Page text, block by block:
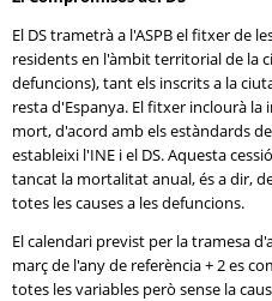
El DS trametrà a l'ASPB el fitxer de
residents en l'àmbit territorial de la
defuncions), tant els inscrits a la
resta d'Espanya. El fitxer inclourà la
mort, d'acord amb els estàndards
estableixi l'INE i el DS. Aquesta
tancat la mortalitat anual, és a dir,
totes les causes a les defuncions.
El calendari previst per la tramesa
març de l'any de referència + 2 es
totes les variables però sense la